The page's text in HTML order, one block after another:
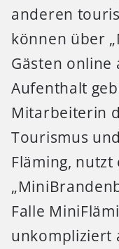
anderen
können über
Gästen online
Aufenthalt
Mitarbeiterin
Tourismus
Fläming, nutzt
Falle
unkompliziert